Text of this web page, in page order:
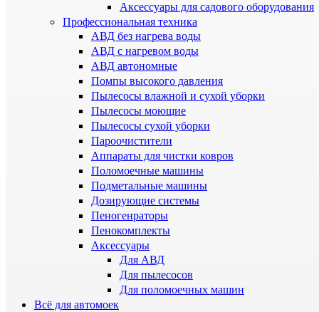
Аксессуары для садового оборудования
Профессиональная техника
АВД без нагрева воды
АВД с нагревом воды
АВД автономные
Помпы высокого давления
Пылесосы влажной и сухой уборки
Пылесосы моющие
Пылесосы сухой уборки
Пароочистители
Аппараты для чистки ковров
Поломоечные машины
Подметальные машины
Дозирующие системы
Пеногенраторы
Пенокомплекты
Аксессуары
Для АВД
Для пылесосов
Для поломоечных машин
Всё для автомоек